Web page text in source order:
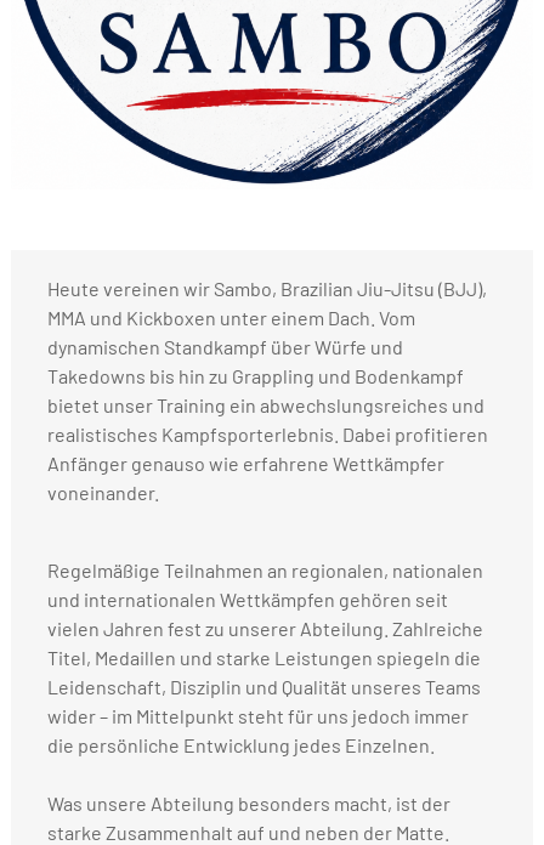
Heute vereinen wir Sambo, Brazilian Jiu-Jitsu (BJJ),
MMA und Kickboxen unter einem Dach. Vom
dynamischen Standkampf über Würfe und
Takedowns bis hin zu Grappling und Bodenkampf
bietet unser Training ein abwechslungsreiches und
realistisches Kampfsporterlebnis. Dabei profitieren
Anfänger genauso wie erfahrene Wettkämpfer
voneinander.
Regelmäßige Teilnahmen an regionalen, nationalen
und internationalen Wettkämpfen gehören seit
vielen Jahren fest zu unserer Abteilung. Zahlreiche
Titel, Medaillen und starke Leistungen spiegeln die
Leidenschaft, Disziplin und Qualität unseres Teams
wider – im Mittelpunkt steht für uns jedoch immer
die persönliche Entwicklung jedes Einzelnen.
Was unsere Abteilung besonders macht, ist der
starke Zusammenhalt auf und neben der Matte.